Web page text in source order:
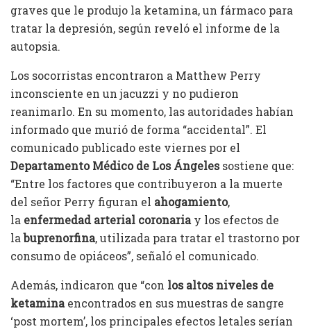
graves que le produjo la ketamina, un fármaco para
tratar la depresión, según reveló el informe de la
autopsia.
Los socorristas encontraron a Matthew Perry
inconsciente en un jacuzzi y no pudieron
reanimarlo. En su momento, las autoridades habían
informado que murió de forma “accidental”. El
comunicado publicado este viernes por el
Departamento Médico de Los Ángelessostiene que:
“Entre los factores que contribuyeron a la muerte
del señor Perry figuran el ahogamiento,
la enfermedad arterial coronariay los efectos de
labuprenorfina, utilizada para tratar el trastorno por
consumo de opiáceos”, señaló el comunicado.
Además, indicaron que “con los altos niveles de
ketaminaencontrados en sus muestras de sangre
‘post mortem’, los principales efectos letales serían